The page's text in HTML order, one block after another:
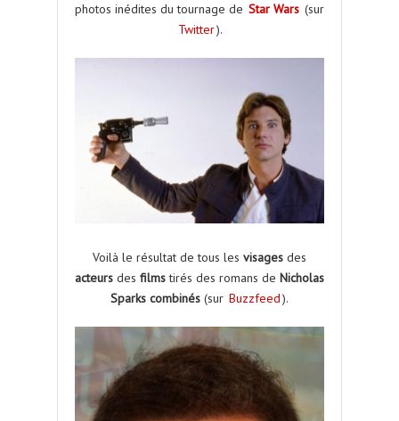
photos inédites du tournage de Star Wars (sur
Twitter).
Voilà le résultat de tous les visages des
acteurs des filmstirés des romans de Nicholas
Sparks combinés (sur Buzzfeed).